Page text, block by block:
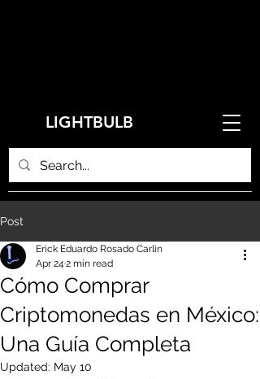
LIGHTBULB
Post
Cómo Comprar
Criptomonedas en México:
Una Guía Completa
Erick Eduardo Rosado Carlin
Apr 24 2 min read
Updated: May 10